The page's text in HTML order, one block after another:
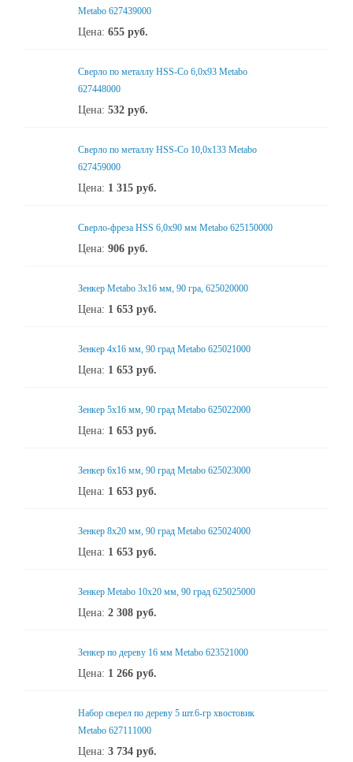
Metabo 627439000
Цена: 655 руб.
Сверло по металлу HSS-Co 6,0x93 Metabo
627448000
Цена: 532 руб.
Сверло по металлу HSS-Co 10,0x133 Metabo
627459000
Цена: 1 315 руб.
Сверло-фреза HSS 6,0x90 мм Metabo 625150000
Цена: 906 руб.
Зенкер Metabo 3x16 мм, 90 гра, 625020000
Цена: 1 653 руб.
Зенкер 4x16 мм, 90 град Metabo 625021000
Цена: 1 653 руб.
Зенкер 5x16 мм, 90 град Metabo 625022000
Цена: 1 653 руб.
Зенкер 6x16 мм, 90 град Metabo 625023000
Цена: 1 653 руб.
Зенкер 8x20 мм, 90 град Metabo 625024000
Цена: 1 653 руб.
Зенкер Metabo 10x20 мм, 90 град 625025000
Цена: 2 308 руб.
Зенкер по дереву 16 мм Metabo 623521000
Цена: 1 266 руб.
Набор сверел по дереву 5 шт.6-гр хвостовик
Metabo 627111000
Цена: 3 734 руб.